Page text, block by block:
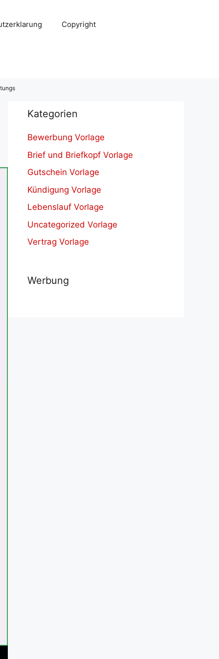
Copyright
Kategorien
Bewerbung Vorlage
Brief und Briefkopf Vorlage
Gutschein Vorlage
Kündigung Vorlage
Lebenslauf Vorlage
Uncategorized Vorlage
Vertrag Vorlage
Werbung